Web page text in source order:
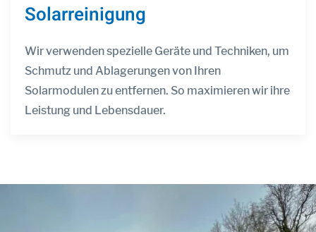
Solarreinigung
Wir verwenden spezielle Geräte und Techniken, um
Schmutz und Ablagerungen von Ihren
Solarmodulen zu entfernen. So maximieren wir ihre
Leistung und Lebensdauer.